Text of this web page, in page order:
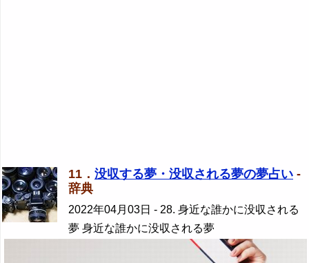
11． 没収する夢・没収される夢の夢占い -
辞典
2022年04月03日 - 28. 身近な誰かに没収される
夢 身近な誰かに没収される夢